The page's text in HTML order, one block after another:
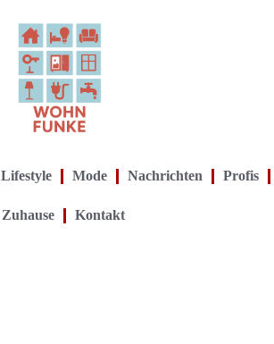
Lifestyle Mode Nachrichten Profis
Zuhause Kontakt